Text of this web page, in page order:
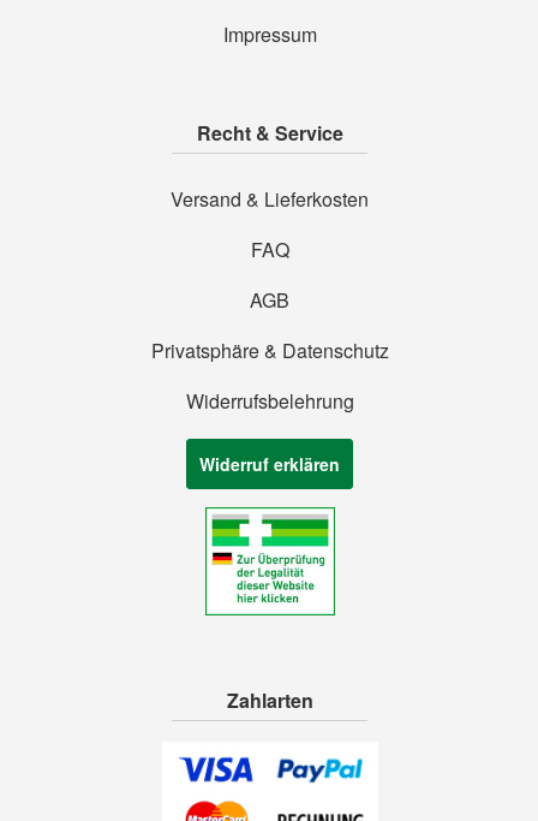
Impressum
Recht & Service
Versand & Lieferkosten
FAQ
AGB
Privatsphäre & Datenschutz
Widerrufsbelehrung
Widerruf erklären
Zahlarten